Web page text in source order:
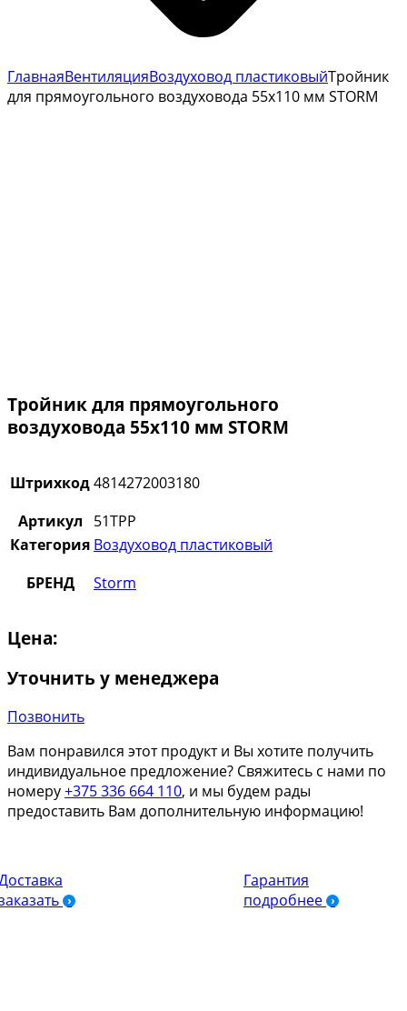
ГлавнаяВентиляцияВоздуховод пластиковыйТройник
для прямоугольного воздуховода 55х110 мм STORM
Тройник для прямоугольного
воздуховода 55х110 мм STORM
Штрихкод4814272003180
Артикул
51TPP
Категория Воздуховод пластиковый
БРЕНД
Storm
Цена:
Уточнить у менеджера
Позвонить
Вам понравился этот продукт и Вы хотите получить
индивидуальное предложение? Свяжитесь с нами по
номеру+375 336 664 110, и мы будем рады
предоставить Вам дополнительную информацию!
Гарантия
подробнее